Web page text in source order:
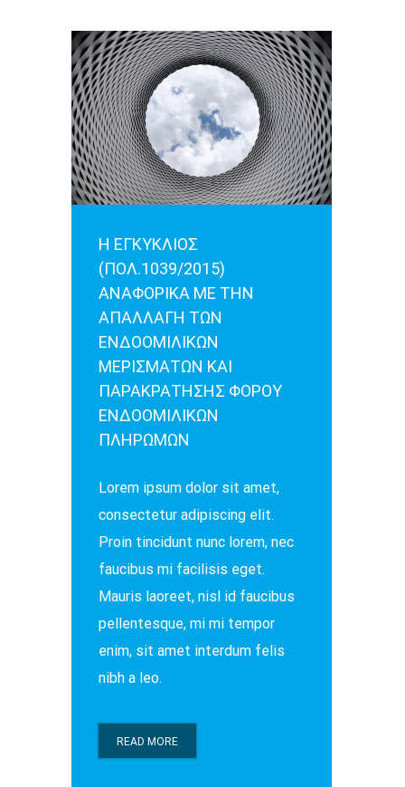
Η ΕΓΚΥΚΛΙΟΣ
(ΠΟΛ.1039/2015)
ΑΝΑΦΟΡΙΚΑ ΜΕ ΤΗΝ
ΑΠΑΛΛΑΓΗ ΤΩΝ
ΕΝΔΟΟΜΙΛΙΚΩΝ
ΜΕΡΙΣΜΑΤΩΝ ΚΑΙ
ΠΑΡΑΚΡΑΤΗΣΗΣ ΦΟΡΟΥ
ΕΝΔΟΟΜΙΛΙΚΩΝ
ΠΛΗΡΩΜΩΝ
Lorem ipsum dolor sit amet,
consectetur adipiscing elit.
Proin tincidunt nunc lorem, nec
faucibus mi facilisis eget.
Mauris laoreet, nisl id faucibus
pellentesque, mi mi tempor
enim, sit amet interdum felis
nibh a leo.
READ MORE